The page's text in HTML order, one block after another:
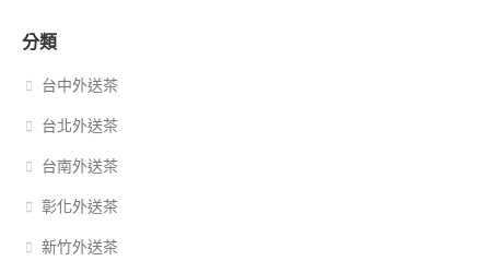
分類
台中外送茶
台北外送茶
台南外送茶
彰化外送茶
新竹外送茶